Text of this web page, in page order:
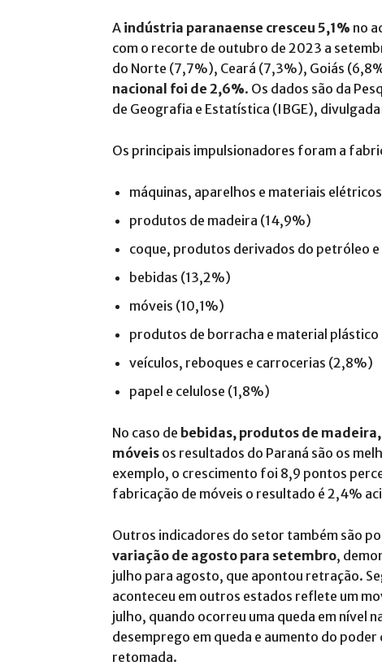
A indústria paranaense cresceu 5,1% no
com o recorte de outubro de 2023 a
do Norte (7,7%), Ceará (7,3%), Goiás
nacional foi de 2,6%. Os dados são da
de Geografia e Estatística (IBGE),
Os principais impulsionadores foram a
máquinas, aparelhos e materiais
produtos de madeira (14,9%)
coque, produtos derivados do petróleo
bebidas (13,2%)
móveis (10,1%)
produtos de borracha e material
veículos, reboques e carrocerias (2,8%)
papel e celulose (1,8%)
No caso de bebidas, produtos de
móveis os resultados do Paraná são os
exemplo, o crescimento foi 8,9 pontos
fabricação de móveis o resultado é 2,4%
Outros indicadores do setor também são
variação de agosto para setembro,
julho para agosto, que apontou retração.
aconteceu em outros estados reflete um
julho, quando ocorreu uma queda em nível
desemprego em queda e aumento do
retomada.